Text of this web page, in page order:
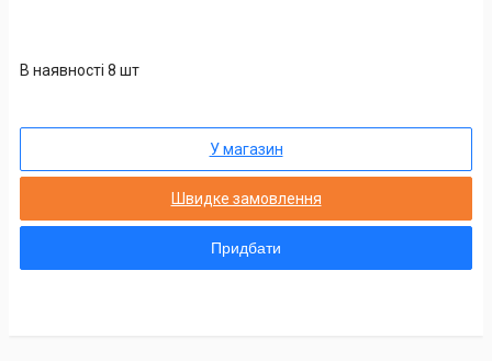
В наявності 8 шт
У магазин
Швидке замовлення
Придбати